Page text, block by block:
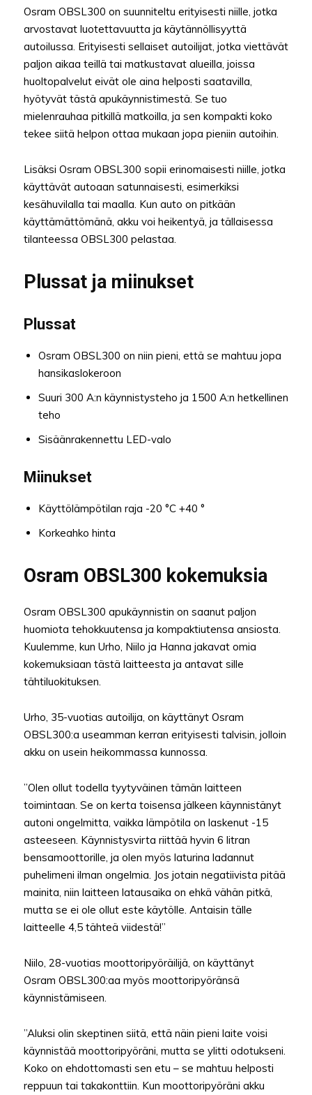
Osram OBSL300 on suunniteltu erityisesti niille, jotka
arvostavat luotettavuutta ja käytännöllisyyttä
autoilussa. Erityisesti sellaiset autoilijat, jotka viettävät
paljon aikaa teillä tai matkustavat alueilla, joissa
huoltopalvelut eivät ole aina helposti saatavilla,
hyötyvät tästä apukäynnistimestä. Se tuo
mielenrauhaa pitkillä matkoilla, ja sen kompakti koko
tekee siitä helpon ottaa mukaan jopa pieniin autoihin.
Lisäksi Osram OBSL300 sopii erinomaisesti niille, jotka
käyttävät autoaan satunnaisesti, esimerkiksi
kesähuvilalla tai maalla. Kun auto on pitkään
käyttämättömänä, akku voi heikentyä, ja tällaisessa
tilanteessa OBSL300 pelastaa.
Plussat ja miinukset
Plussat
Osram OBSL300 on niin pieni, että se mahtuu jopa
hansikaslokeroon
Suuri 300 A:n käynnistysteho ja 1500 A:n hetkellinen
teho
Sisäänrakennettu LED-valo
Miinukset
Käyttölämpötilan raja -20 °C +40 °
Korkeahko hinta
Osram OBSL300 kokemuksia
Osram OBSL300 apukäynnistin on saanut paljon
huomiota tehokkuutensa ja kompaktiutensa ansiosta.
Kuulemme, kun Urho, Niilo ja Hanna jakavat omia
kokemuksiaan tästä laitteesta ja antavat sille
tähtiluokituksen.
Urho, 35-vuotias autoilija, on käyttänyt Osram
OBSL300:a useamman kerran erityisesti talvisin, jolloin
akku on usein heikommassa kunnossa.
”Olen ollut todella tyytyväinen tämän laitteen
toimintaan. Se on kerta toisensa jälkeen käynnistänyt
autoni ongelmitta, vaikka lämpötila on laskenut -15
asteeseen. Käynnistysvirta riittää hyvin 6 litran
bensamoottorille, ja olen myös laturina ladannut
puhelimeni ilman ongelmia. Jos jotain negatiivista pitää
mainita, niin laitteen latausaika on ehkä vähän pitkä,
mutta se ei ole ollut este käytölle. Antaisin tälle
laitteelle 4,5 tähteä viidestä!”
Niilo, 28-vuotias moottoripyöräilijä, on käyttänyt
Osram OBSL300:aa myös moottoripyöränsä
käynnistämiseen.
”Aluksi olin skeptinen siitä, että näin pieni laite voisi
käynnistää moottoripyöräni, mutta se ylitti odotukseni.
Koko on ehdottomasti sen etu – se mahtuu helposti
reppuun tai takakonttiin. Kun moottoripyöräni akku